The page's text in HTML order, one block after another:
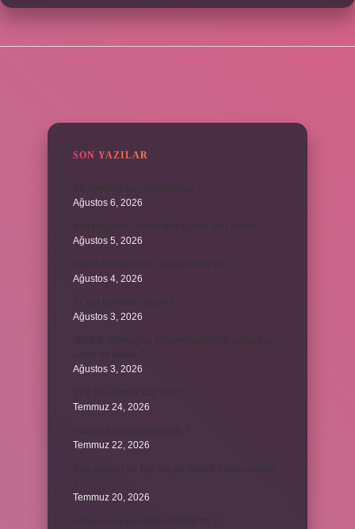
SON YAZILAR
Ağustos 6, 2026
Ağustos 5, 2026
Ağustos 4, 2026
Ağustos 3, 2026
Ağustos 3, 2026
Temmuz 24, 2026
Temmuz 22, 2026
Temmuz 20, 2026